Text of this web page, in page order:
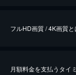
※40％ポイント還元の対象
フルHD画質 / 4K画質と
月額料金を支払うタイ